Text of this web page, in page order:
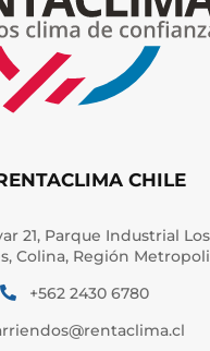
CHILE
21, Parque Industrial Los
Colina, Región
 +562 2430 6780